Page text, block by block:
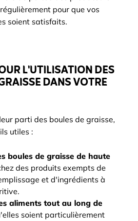
pour que vos
soient satisfaits.
L'UTILISATION DES
DANS VOTRE
parti des boules de graisse,
utiles :
boules de graisse de haute
des produits exempts de
et d'ingrédients à
aliments tout au long de
soient particulièrement